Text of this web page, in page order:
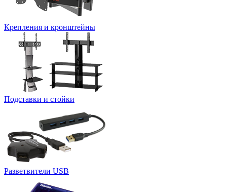
Крепления и кронштейны
Подставки и стойки
Разветвители USB